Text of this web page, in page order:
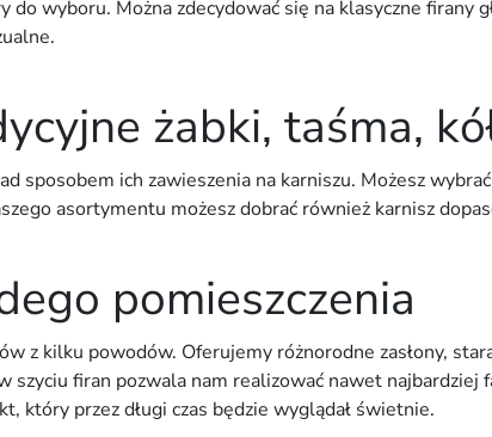
wyboru. Można zdecydować się na klasyczne firany
żabki, taśma,
sposobem ich zawieszenia na karniszu. Możesz
asortymentu możesz dobrać również karnisz
pomieszczenia
z kilku powodów. Oferujemy różnorodne zasłony,
firan pozwala nam realizować nawet najbardziej
który przez długi czas będzie wyglądał świetnie.